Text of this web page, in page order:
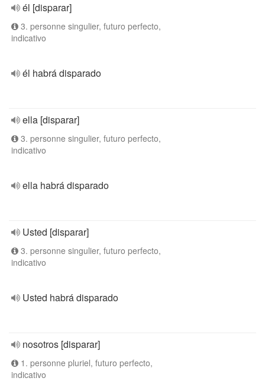
él [disparar]
3. personne singulier, futuro perfecto,
indicativo
él habrá disparado
ella [disparar]
3. personne singulier, futuro perfecto,
indicativo
ella habrá disparado
Usted [disparar]
3. personne singulier, futuro perfecto,
indicativo
Usted habrá disparado
nosotros [disparar]
1. personne pluriel, futuro perfecto,
indicativo